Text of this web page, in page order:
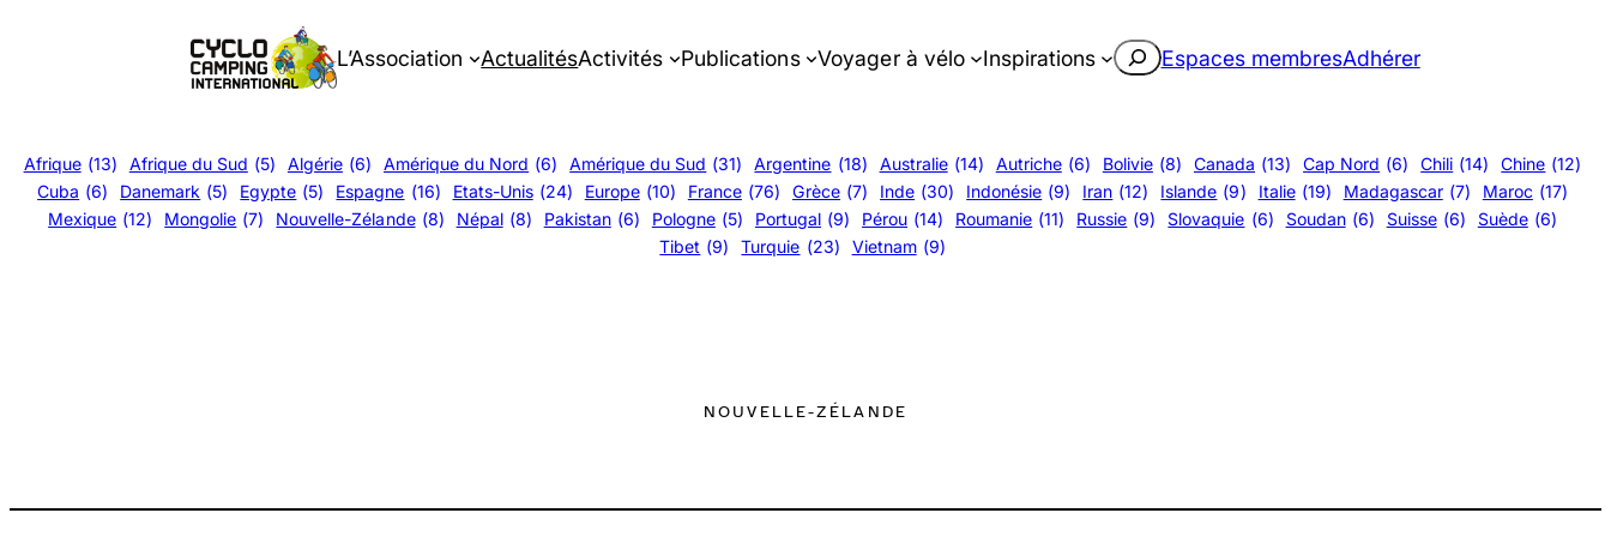
L’Association ActualitésActivités Publications Voyager à vélo Inspirations Rechercher
Espaces membresAdhérer
Afrique (13) Afrique du Sud (5) Algérie (6) Amérique du Nord (6) Amérique du Sud (31) Argentine (18) Australie (14) Autriche (6) Bolivie (8) Canada (13) Cap Nord (6) Chili (14) Chine (12)
Cuba (6) Danemark (5) Egypte (5) Espagne (16) Etats-Unis (24) Europe (10) France (76) Grèce (7) Inde (30) Indonésie (9) Iran (12) Islande (9) Italie (19) Madagascar (7) Maroc (17)
Mexique (12) Mongolie (7) Nouvelle-Zélande (8) Népal (8) Pakistan (6) Pologne (5) Portugal (9) Pérou (14) Roumanie (11) Russie (9) Slovaquie (6) Soudan (6) Suisse (6) Suède (6)
Tibet (9) Turquie (23) Vietnam (9)
NOUVELLE-ZÉLANDE